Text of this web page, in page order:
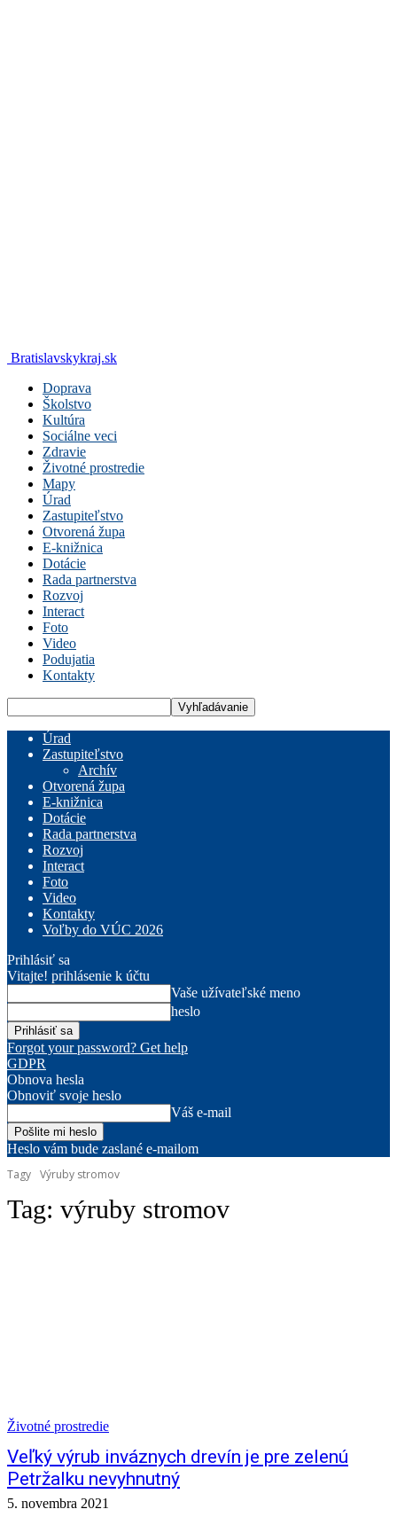
Bratislavskykraj.sk
Doprava
Školstvo
Kultúra
Sociálne veci
Zdravie
Životné prostredie
Mapy
Úrad
Zastupiteľstvo
Otvorená župa
E-knižnica
Dotácie
Rada partnerstva
Rozvoj
Interact
Foto
Video
Podujatia
Kontakty
Úrad
Zastupiteľstvo
Archív
Otvorená župa
E-knižnica
Dotácie
Rada partnerstva
Rozvoj
Interact
Foto
Video
Kontakty
Voľby do VÚC 2026
Prihlásiť sa
Vitajte! prihlásenie k účtu
Vaše užívateľské meno
heslo
Forgot your password? Get help
GDPR
Obnova hesla
Obnoviť svoje heslo
Váš e-mail
Heslo vám bude zaslané e-mailom
Tagy Výruby stromov
Tag: výruby stromov
Životné prostredie
Veľký výrub inváznych drevín je pre zelenú
Petržalku nevyhnutný
5. novembra 2021